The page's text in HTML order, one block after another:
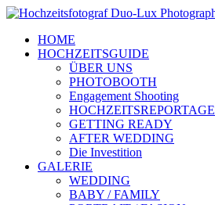
Zum
springenHOME
HOCHZEITSGUIDE
ÜBER UNS
PHOTOBOOTH
Engagement Shooting
HOCHZEITSREPORTAGE
GETTING READY
AFTER WEDDING
Die Investition
GALERIE
WEDDING
BABY / FAMILY